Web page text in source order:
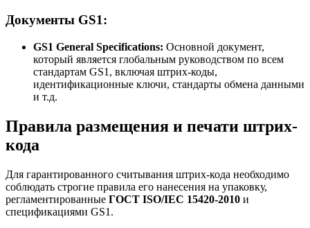
Документы GS1:
GS1 General Specifications: Основной документ,
который является глобальным руководством по всем
стандартам GS1, включая штрих-коды,
идентификационные ключи, стандарты обмена данными
и т.д.
Правила размещения и печати штрих-
кода
Для гарантированного считывания штрих-кода необходимо
соблюдать строгие правила его нанесения на упаковку,
регламентированные ГОСТ ISO/IEC 15420-2010 и
спецификациями GS1.